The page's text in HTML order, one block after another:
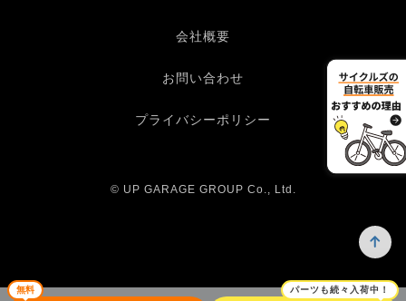
無料 パーツも続々入荷中！
会社概要
お問い合わせ
プライバシーポリシー
© UP GARAGE GROUP Co., Ltd.